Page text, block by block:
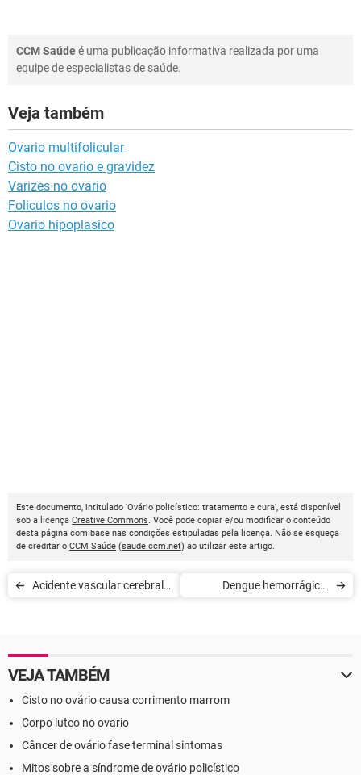
CCM Saúdeé uma publicação informativa realizada por uma
equipe de especialistas de saúde.
Veja também
Ovario multifolicular
Cisto no ovario e gravidez
Varizes no ovario
Foliculos no ovario
Ovario hipoplasico
Este documento, intitulado 'Ovário policístico: tratamento e cura', está disponível
sob a licença Creative Commons. Você pode copiar e/ou modificar o conteúdo
desta página com base nas condições estipuladas pela licença. Não se esqueça
de creditar o CCM Saúde (saude.ccm.net) ao utilizar este artigo.
Acidente vascular cerebral:
Dengue hemorrágica:
VEJA TAMBÉM
Cisto no ovário causa corrimento marrom
Corpo luteo no ovario
Câncer de ovário fase terminal sintomas
Mitos sobre a síndrome de ovário policístico